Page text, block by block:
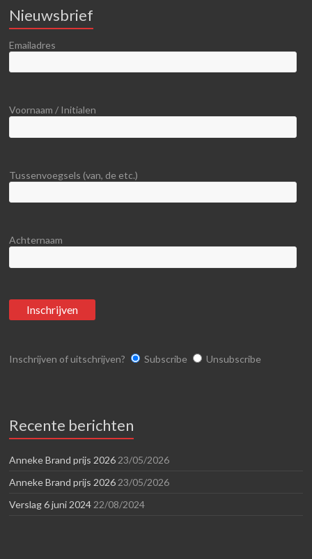
Nieuwsbrief
Emailadres
Voornaam / Initialen
Tussenvoegsels (van, de etc.)
Achternaam
Inschrijven of uitschrijven? Subscribe Unsubscribe
Recente berichten
Anneke Brand prijs 2026 23/05/2026
Anneke Brand prijs 2026 23/05/2026
Verslag 6 juni 2024 22/08/2024